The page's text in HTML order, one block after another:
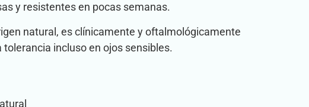
y resistentes en pocas semanas.
natural, es clínicamente y oftalmológicamente
incluso en ojos sensibles.